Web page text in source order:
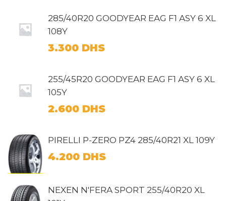
285/40R20 GOODYEAR EAG F1 ASY 6 XL
108Y
3.300 DHS
255/45R20 GOODYEAR EAG F1 ASY 6 XL
105Y
2.600 DHS
PIRELLI P-ZERO PZ4 285/40R21 XL 109Y
4.200 DHS
NEXEN N'FERA SPORT 255/40R20 XL